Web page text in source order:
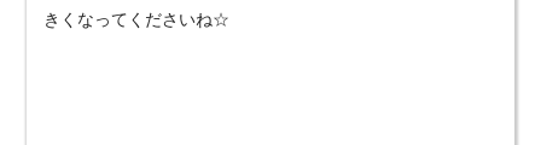
きくなってくださいね☆